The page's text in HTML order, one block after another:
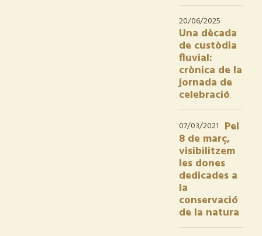
20/06/2025
Una dècada
de custòdia
fluvial:
crònica de la
jornada de
celebració
07/03/2021 Pel
8 de març,
visibilitzem
les dones
dedicades a
la
conservació
de la natura